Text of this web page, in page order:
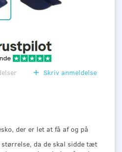
Skriv anmeldelse
der er let at få af og på
da de skal sidde tæt